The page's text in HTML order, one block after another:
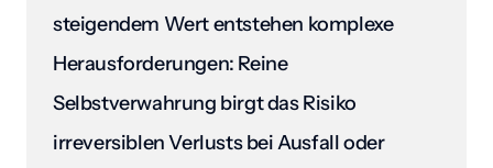
steigendem Wert entstehen komplexe
Herausforderungen: Reine
Selbstverwahrung birgt das Risiko
irreversiblen Verlusts bei Ausfall oder